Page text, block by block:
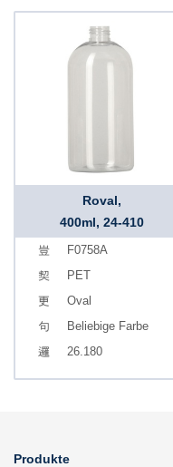
Roval,
400ml, 24-410
F0758A
PET
Oval
Beliebige Farbe
26.180
Produkte